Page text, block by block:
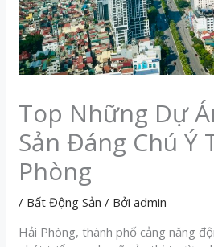
Top Những Dự
Sản Đáng Chú Ý
Phòng
/ Bất Động Sản / Bởiadmin
Hải Phòng, thành phố cảng năng